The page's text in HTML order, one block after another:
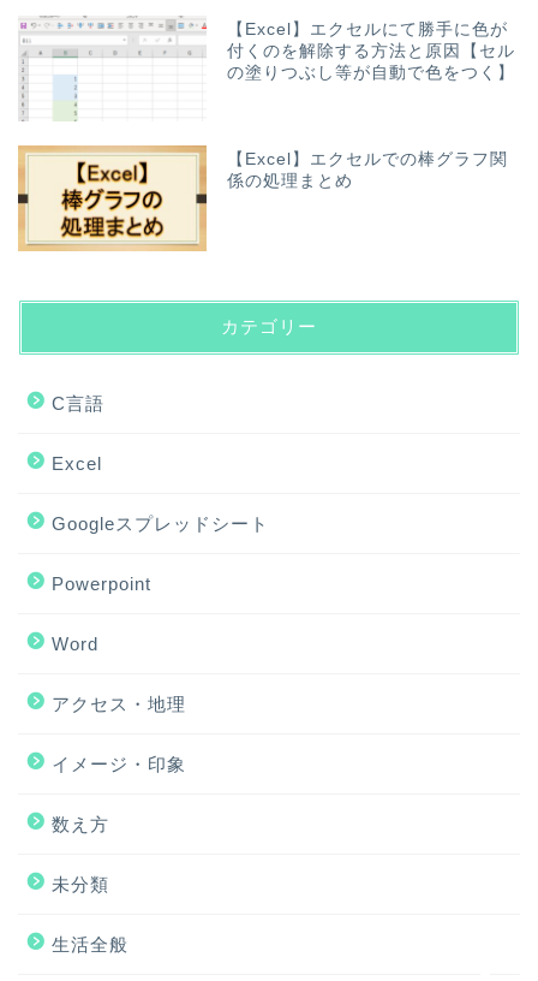
【Excel】エクセルにて勝手に色が
付くのを解除する方法と原因【セル
の塗りつぶし等が自動で色をつく】
【Excel】エクセルでの棒グラフ関
係の処理まとめ
カテゴリー
C言語
Excel
Googleスプレッドシート
Powerpoint
Word
アクセス・地理
イメージ・印象
数え方
未分類
生活全般